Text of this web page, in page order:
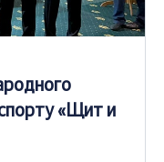
«Щит и